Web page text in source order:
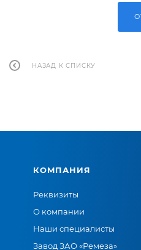
НАЗАД К СПИСКУ
КОМПАНИЯ
Реквизиты
О компании
Наши специалисты
Завод ЗАО «Ремеза»